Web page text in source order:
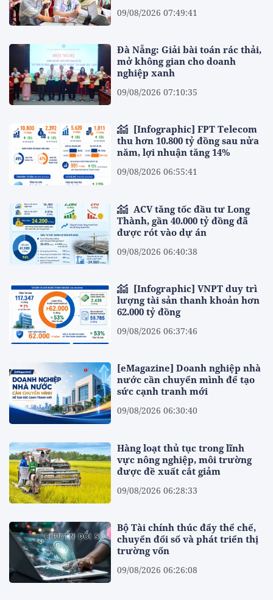
09/08/2026 07:49:41
Đà Nẵng: Giải bài toán rác thải,
mở không gian cho doanh
nghiệp xanh
09/08/2026 07:10:35
thu hơn 10.800 tỷ đồng sau nửa
năm, lợi nhuận tăng 14%
09/08/2026 06:55:41
Thành, gần 40.000 tỷ đồng đã
được rót vào dự án
09/08/2026 06:40:38
lượng tài sản thanh khoản hơn
62.000 tỷ đồng
09/08/2026 06:37:46
[eMagazine] Doanh nghiệp nhà
nước cần chuyển mình để tạo
sức cạnh tranh mới
09/08/2026 06:30:40
Hàng loạt thủ tục trong lĩnh
vực nông nghiệp, môi trường
được đề xuất cắt giảm
09/08/2026 06:28:33
Bộ Tài chính thúc đẩy thể chế,
chuyển đổi số và phát triển thị
trường vốn
09/08/2026 06:26:08